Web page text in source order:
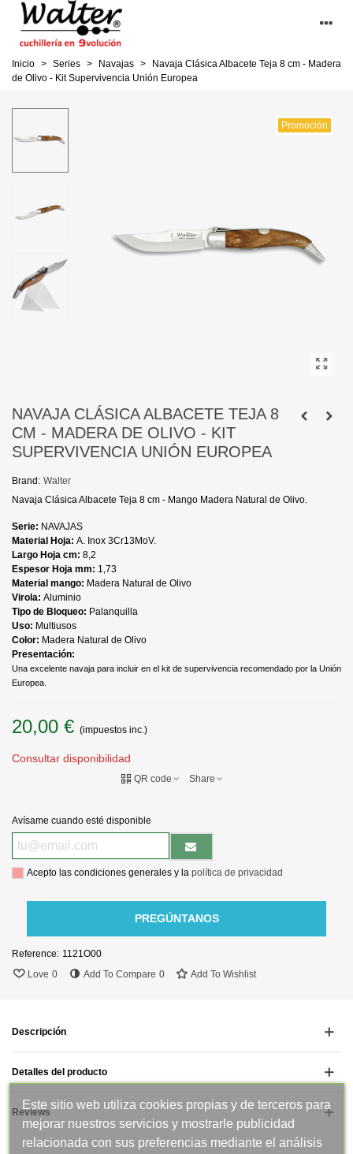
Inicio > Series > Navajas >
Navaja Clásica Albacete Teja 8 cm - Madera
de Olivo - Kit Supervivencia Unión Europea
Promoción
NAVAJA CLÁSICA ALBACETE TEJA 8
CM - MADERA DE OLIVO - KIT
SUPERVIVENCIA UNIÓN EUROPEA
Brand: Walter
Navaja Clásica Albacete Teja 8 cm - Mango Madera Natural de Olivo.
Serie: NAVAJAS
Material Hoja: A. Inox 3Cr13MoV.
Largo Hoja cm: 8,2
Espesor Hoja mm: 1,73
Material mango: Madera Natural de Olivo
Virola: Aluminio
Tipo de Bloqueo: Palanquilla
Uso: Multiusos
Color: Madera Natural de Olivo
Presentación:
Una excelente navaja para incluir en el kit de supervivencia recomendado por la Unión
Europea.
20,00 € (impuestos inc.)
Consultar disponibilidad
QR code Share
Avísame cuando esté disponible
Acepto las condiciones generales y la política de privacidad
PREGÚNTANOS
Reference: 1121O00
Love 0 Add To Compare 0 Add To Wishlist
Descripción
Detalles del producto
Reviews
Este sitio web utiliza cookies propias y de terceros para
mejorar nuestros servicios y mostrarle publicidad
relacionada con sus preferencias mediante el análisis